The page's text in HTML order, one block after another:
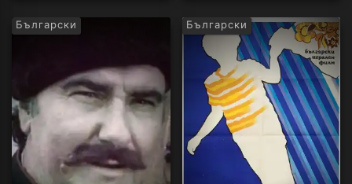
Български Български